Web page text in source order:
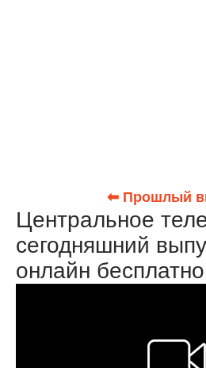
⬅ Прошлый
Центральное
сегодняшний
онлайн бесплатно